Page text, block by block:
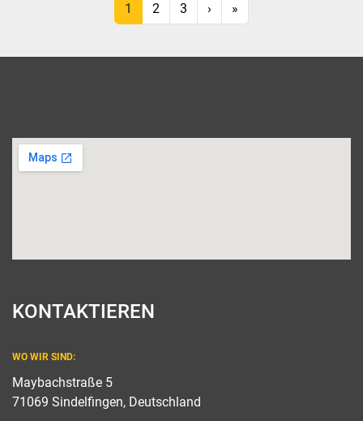
1 2 3 › »
KONTAKTIEREN
WO WIR SIND:
Maybachstraße 5
71069 Sindelfingen, Deutschland